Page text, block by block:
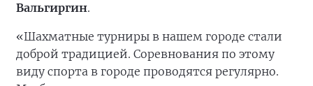
Вальгиргин.
«Шахматные турниры в нашем городе стали
доброй традицией. Соревнования по этому
виду спорта в городе проводятся регулярно.